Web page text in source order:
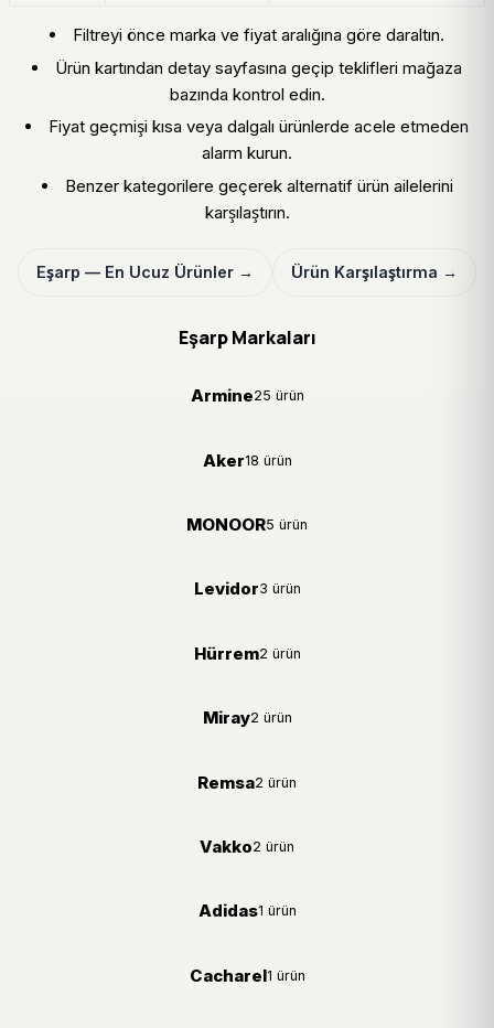
Filtreyi önce marka ve fiyat aralığına göre daraltın.
Ürün kartından detay sayfasına geçip teklifleri mağaza
bazında kontrol edin.
Fiyat geçmişi kısa veya dalgalı ürünlerde acele etmeden
alarm kurun.
Benzer kategorilere geçerek alternatif ürün ailelerini
karşılaştırın.
Eşarp — En Ucuz Ürünler → Ürün Karşılaştırma →
Eşarp Markaları
Armine25 ürün
Aker18 ürün
MONOOR5 ürün
Levidor3 ürün
Hürrem2 ürün
Miray2 ürün
Remsa2 ürün
Vakko2 ürün
Adidas1 ürün
Cacharel1 ürün